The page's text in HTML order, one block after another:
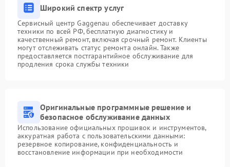
Широкий спектр услуг
Сервисный центр Gaggenau обеспечивает доставку
техники по всей РФ, бесплатную диагностику и
качественный ремонт, включая срочный ремонт. Клиенты
могут отслеживать статус ремонта онлайн. Также
предоставляется постгарантийное обслуживание для
продления срока службы техники
Оригинальные программные решение и
безопасное обслуживание данных
Использование официальных прошивок и инструментов,
аккуратная работа с пользовательскими данными:
резервное копирование, конфиденциальность и
восстановление информации при необходимости